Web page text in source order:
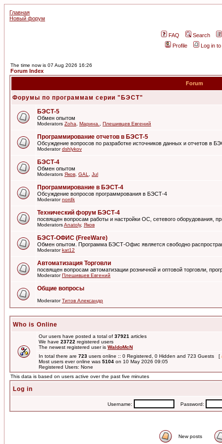
Главная
Новый форум
FAQ
Search
Profile
Log in
The time now is 07 Aug 2026 16:26
Forum Index
Forum
Форумы по программам серии "БЭСТ"
БЭСТ-5
Обмен опытом
Moderators Zoha Марина. Плешивцев Евгений
Программирование отчетов в БЭСТ-5
Обсуждение вопросов по разработке источников данных и отчетов в
Moderatordshlykov
БЭСТ-4
Обмен опытом
Moderators Яков GAL Jul
Программирование в БЭСТ-4
Обсуждение вопросов программрования в БЭСТ-4
Moderatornordk
Технический форум БЭСТ-4
посвящен вопросам работы и настройки ОС, сетевого оборудования,
ModeratorsAnatoly, Яков
БЭСТ-ОФИС (FreeWare)
Обмен опытом. Программа БЭСТ-Офис является свободно
Moderatorkat12
Автоматизация Торговли
посвящен вопросам автоматизации розничной и оптовой торговли,
ModeratorПлешивцев Евгений
Общие вопросы
ModeratorТитов Александр
Who is Online
Our users have posted a total of 37921 articles
We have 23722 registered users
The newest registered user is WaldoMcN
In total there are 723 users online :: 0 Registered, 0 Hidden and 723 Guests [
Most users ever online was 5104 on 10 May 2026 09:05
Registered Users: None
This data is based on users active over the past five minutes
Log in
Username: Password:
New posts